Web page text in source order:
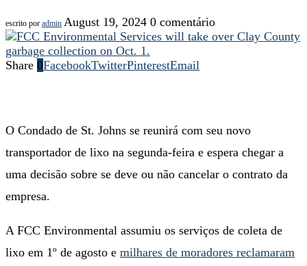
escrito por admin August 19, 2024 0 comentário
Share 0FacebookTwitterPinterestEmail
O Condado de St. Johns se reunirá com seu novo
transportador de lixo na segunda-feira e espera chegar a
uma decisão sobre se deve ou não cancelar o contrato da
empresa.
A FCC Environmental assumiu os serviços de coleta de
lixo em 1º de agosto e milhares de moradores reclamaram